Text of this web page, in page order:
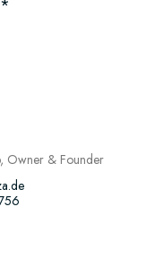
Owner & Founder